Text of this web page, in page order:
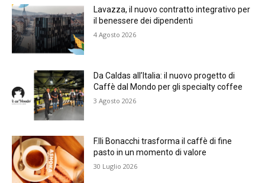
Lavazza, il nuovo contratto integrativo per
il benessere dei dipendenti
4 Agosto 2026
Da Caldas all’Italia: il nuovo progetto di
Caffè dal Mondo per gli specialty coffee
3 Agosto 2026
F.lli Bonacchi trasforma il caffè di fine
pasto in un momento di valore
30 Luglio 2026